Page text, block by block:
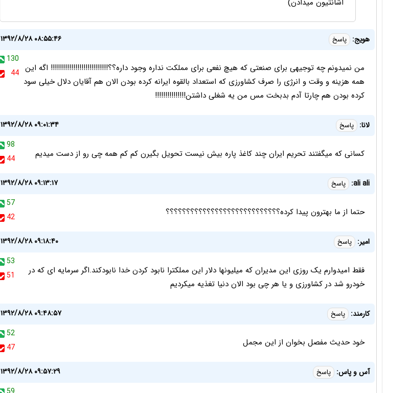
اشانتیون میدادن)
هویج: پاسخ
۱۳۹۲/۸/۲۸ ۰۸:۵۵:۴۶
130
44 من نمیدونم چه توجیهی برای صنعتی که هیچ نفعی برای مملکت نداره وجود داره؟؟!!!!!!!!!!!!!!!!!!!!!!!!!!!! اگه این
همه هزینه و وقت و انرژی را صرف کشاورزی که استعداد بالقوه ایرانه کرده بودن الان هم آقایان دلال خیلی سود
کرده بودن هم چارتا آدم بدبخت مس من یه شغلی داشتن!!!!!!!!!!!!!!!
لانا: پاسخ
۱۳۹۲/۸/۲۸ ۰۹:۰۱:۳۴
98
44
کسانی که میگفتند تحریم ایران چند کاغذ پاره بیش نیست تحویل بگیرن کم کم همه چی رو از دست میدیم
ali ali: پاسخ
۱۳۹۲/۸/۲۸ ۰۹:۱۳:۱۷
57
42
حتما از ما بهترون پيدا كرده؟؟؟؟؟؟؟؟؟؟؟؟؟؟؟؟؟؟؟؟؟؟؟؟؟؟؟؟
امیر: پاسخ
۱۳۹۲/۸/۲۸ ۰۹:۱۸:۴۰
53
51
فقط امیدوارم یک روزی این مدیران که میلیونها دلار این مملکترا نابود کردن خدا نابودکند.اگر سرمایه ای که در
خودرو شد در کشاورزی و یا هر چی بود الان دنیا تغذیه میکردیم
کارمند: پاسخ
۱۳۹۲/۸/۲۸ ۰۹:۴۸:۵۷
52
47
خود حدیث مفصل بخوان از این مجمل
آس و پاس: پاسخ
۱۳۹۲/۸/۲۸ ۰۹:۵۷:۲۹